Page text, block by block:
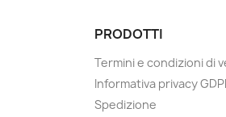
PRODOTTI
Termini e condizioni di
Informativa privacy
Spedizione